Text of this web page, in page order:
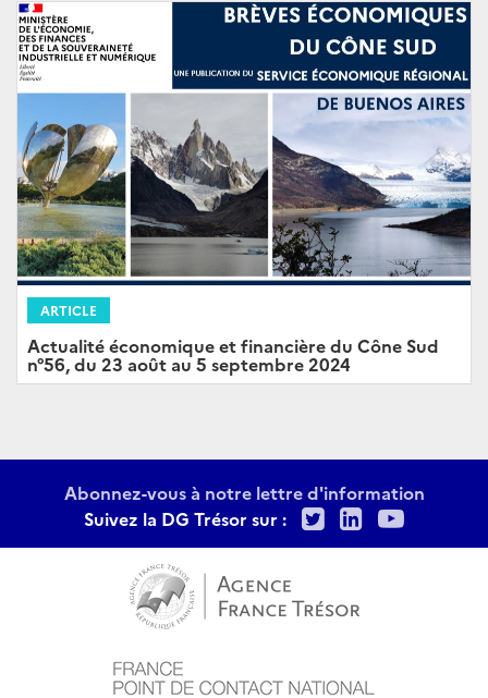
ARTICLE
Actualité économique et financière du Cône Sud
n°56, du 23 août au 5 septembre 2024
Abonnez-vous à notre lettre d'information
Suivez la DG Trésor sur :
TwitterLinkedIn